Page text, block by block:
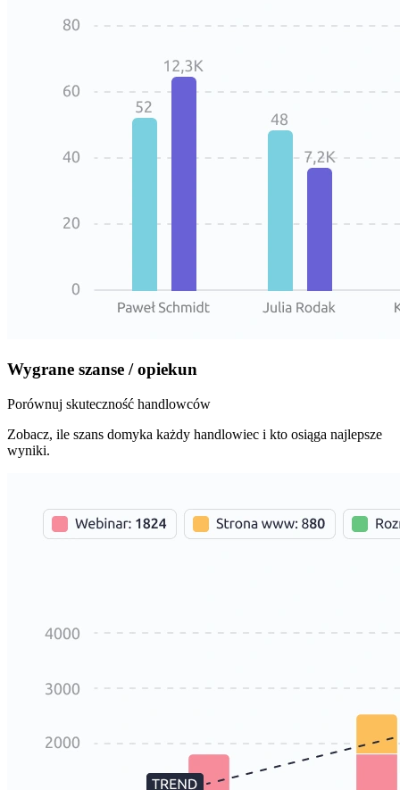
Wygrane szanse / opiekun
Porównuj skuteczność handlowców
Zobacz, ile szans domyka każdy handlowiec i kto osiąga najlepsze
wyniki.